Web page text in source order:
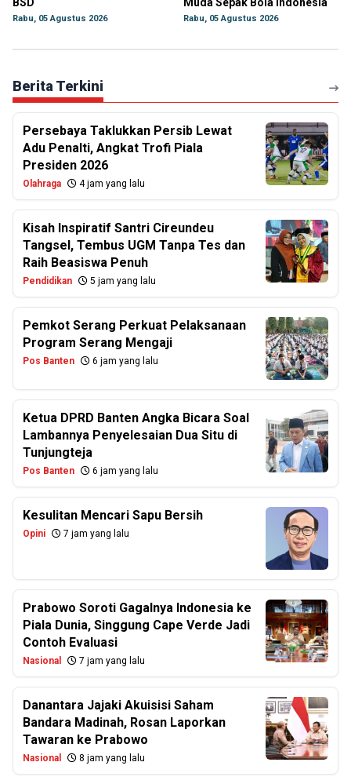
Rabu, 05 Agustus 2026 Rabu, 05 Agustus 2026
Berita Terkini
Persebaya Taklukkan Persib Lewat
Adu Penalti, Angkat Trofi Piala
Presiden 2026
Olahraga 4 jam yang lalu
Kisah Inspiratif Santri Cireundeu
Tangsel, Tembus UGM Tanpa Tes dan
Raih Beasiswa Penuh
Pendidikan 5 jam yang lalu
Pemkot Serang Perkuat Pelaksanaan
Program Serang Mengaji
Pos Banten 6 jam yang lalu
Ketua DPRD Banten Angka Bicara Soal
Lambannya Penyelesaian Dua Situ di
Tunjungteja
Pos Banten 6 jam yang lalu
Kesulitan Mencari Sapu Bersih
Opini 7 jam yang lalu
Prabowo Soroti Gagalnya Indonesia ke
Piala Dunia, Singgung Cape Verde Jadi
Contoh Evaluasi
Nasional 7 jam yang lalu
Danantara Jajaki Akuisisi Saham
Bandara Madinah, Rosan Laporkan
Tawaran ke Prabowo
Nasional 8 jam yang lalu